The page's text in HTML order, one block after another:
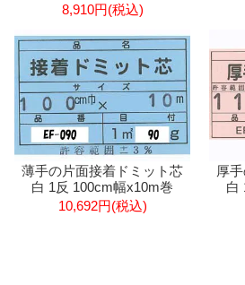
8,910円(税込)
薄手の片面接着ドミット芯
白 1反 100cm幅x10m巻
10,692円(税込)
厚
白